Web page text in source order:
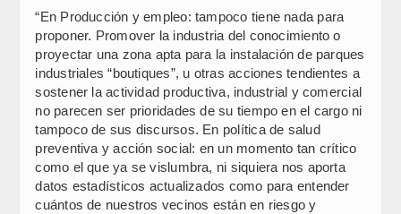
“En Producción y empleo: tampoco tiene nada para
proponer. Promover la industria del conocimiento o
proyectar una zona apta para la instalación de parques
industriales “boutiques”, u otras acciones tendientes a
sostener la actividad productiva, industrial y comercial
no parecen ser prioridades de su tiempo en el cargo ni
tampoco de sus discursos. En política de salud
preventiva y acción social: en un momento tan crítico
como el que ya se vislumbra, ni siquiera nos aporta
datos estadísticos actualizados como para entender
cuántos de nuestros vecinos están en riesgo y